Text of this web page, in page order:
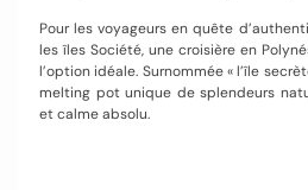
Pour les voyageurs en quête
les îles Société, une croisière en
l’option idéale. Surnommée « l’île
melting pot unique de splendeurs
et calme absolu.